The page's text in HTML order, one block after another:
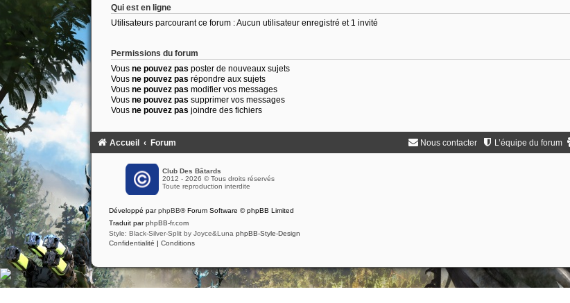
Qui est en ligne
Utilisateurs parcourant ce forum : Aucun utilisateur enregistré et 1 invité
Permissions du forum
Vous ne pouvez pas poster de nouveaux sujets
Vous ne pouvez pas répondre aux sujets
Vous ne pouvez pas modifier vos messages
Vous ne pouvez pas supprimer vos messages
Vous ne pouvez pas joindre des fichiers
Accueil Forum L’équipe du forum
Nous contacter
Club Des Bâtards
2012 - 2026 © Tous droits réservés
Toute reproduction interdite
Développé parphpBB® Forum Software © phpBB Limited
Traduit parphpBB-fr.com
Style: Black-Silver-Split by Joyce&Luna phpBB-Style-Design
Confidentialité | Conditions